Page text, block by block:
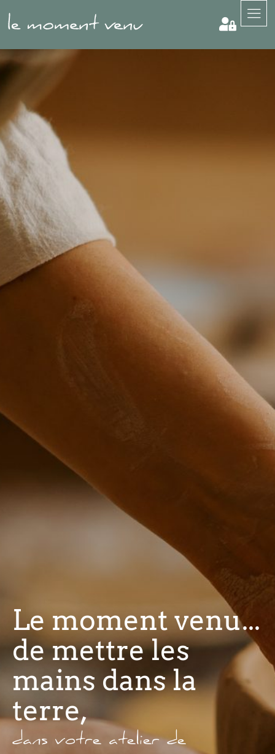
Le moment venu...
de mettre les
mains dans la
terre,
dans votre atelier de